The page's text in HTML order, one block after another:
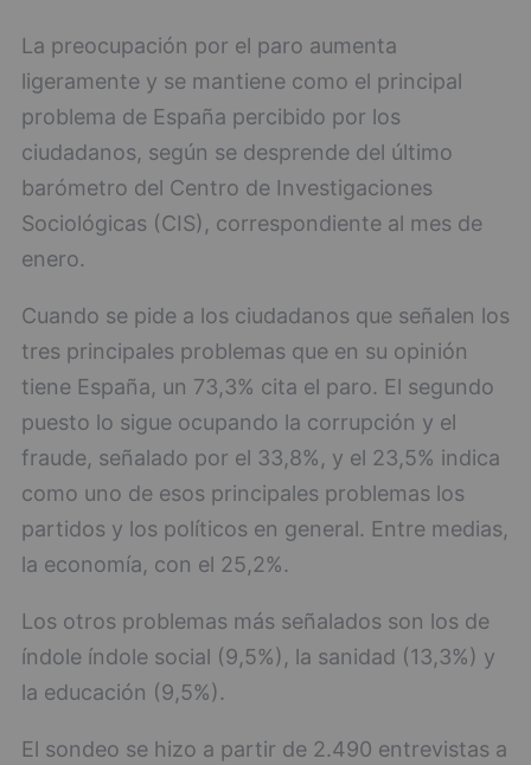
La preocupación por el paro aumenta
ligeramente y se mantiene como el principal
problema de España percibido por los
ciudadanos, según se desprende del último
barómetro del Centro de Investigaciones
Sociológicas (CIS), correspondiente al mes de
enero.
Cuando se pide a los ciudadanos que señalen los
tres principales problemas que en su opinión
tiene España, un 73,3% cita el paro. El segundo
puesto lo sigue ocupando la corrupción y el
fraude, señalado por el 33,8%, y el 23,5% indica
como uno de esos principales problemas los
partidos y los políticos en general. Entre medias,
la economía, con el 25,2%.
Los otros problemas más señalados son los de
índole índole social (9,5%), la sanidad (13,3%) y
la educación (9,5%).
El sondeo se hizo a partir de 2.490 entrevistas a